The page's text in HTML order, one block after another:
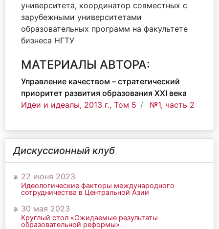
университета, координатор совместных с
зарубежными университетами
образовательных программ на факультете
бизнеса НГТУ
МАТЕРИАЛЫ АВТОРА:
Управление качеством – стратегический
приоритет развития образования XXI века
Идеи и идеалы, 2013 г., Том 5
№1, часть 2
Дискуссионный клуб
22 июня 2023
Идеологические факторы международного
сотрудничества в Центральной Азии
30 мая 2023
Круглый стол «Ожидаемые результаты
образовательной реформы»